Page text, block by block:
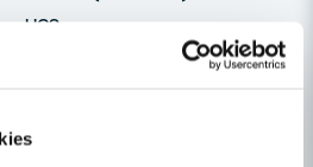
HCS
93 mm med kardborryta